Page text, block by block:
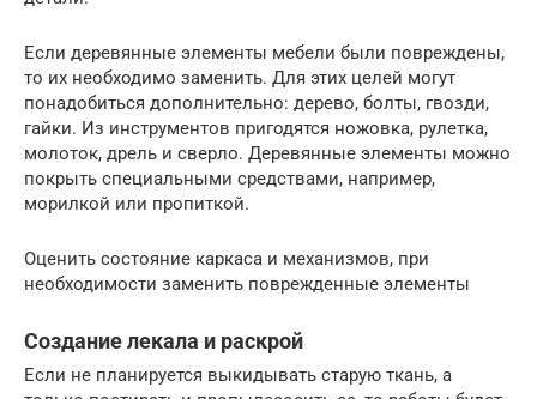
Если деревянные элементы мебели были повреждены,
то их необходимо заменить. Для этих целей могут
понадобиться дополнительно: дерево, болты, гвозди,
гайки. Из инструментов пригодятся ножовка, рулетка,
молоток, дрель и сверло. Деревянные элементы можно
покрыть специальными средствами, например,
морилкой или пропиткой.
Оценить состояние каркаса и механизмов, при
необходимости заменить поврежденные элементы
Создание лекала и раскрой
Если не планируется выкидывать старую ткань, а